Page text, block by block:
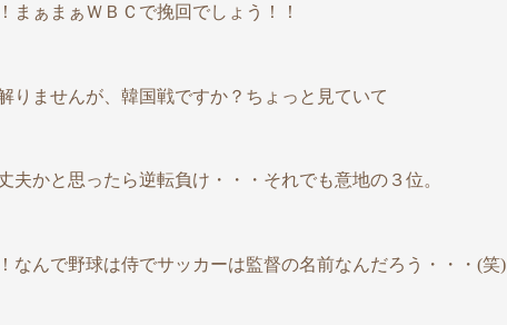
まぁまぁＷＢＣで挽回でしょう！！
りませんが、韓国戦ですか？ちょっと見ていて
夫かと思ったら逆転負け・・・それでも意地の３位。
なんで野球は侍でサッカーは監督の名前なんだろう・・・(笑)